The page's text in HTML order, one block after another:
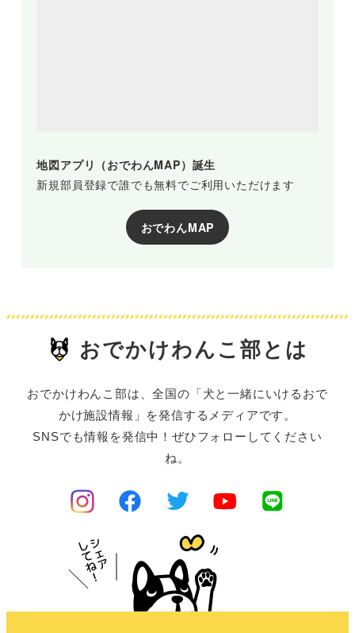
地図アプリ（おでわんMAP）誕生
新規部員登録で誰でも無料でご利用いただけます
おでわんMAP
おでかけわんこ部とは
おでかけわんこ部は、全国の「犬と一緒にいけるおで
かけ施設情報」を発信するメディアです。
SNSでも情報を発信中！ぜひフォローしてください
ね。